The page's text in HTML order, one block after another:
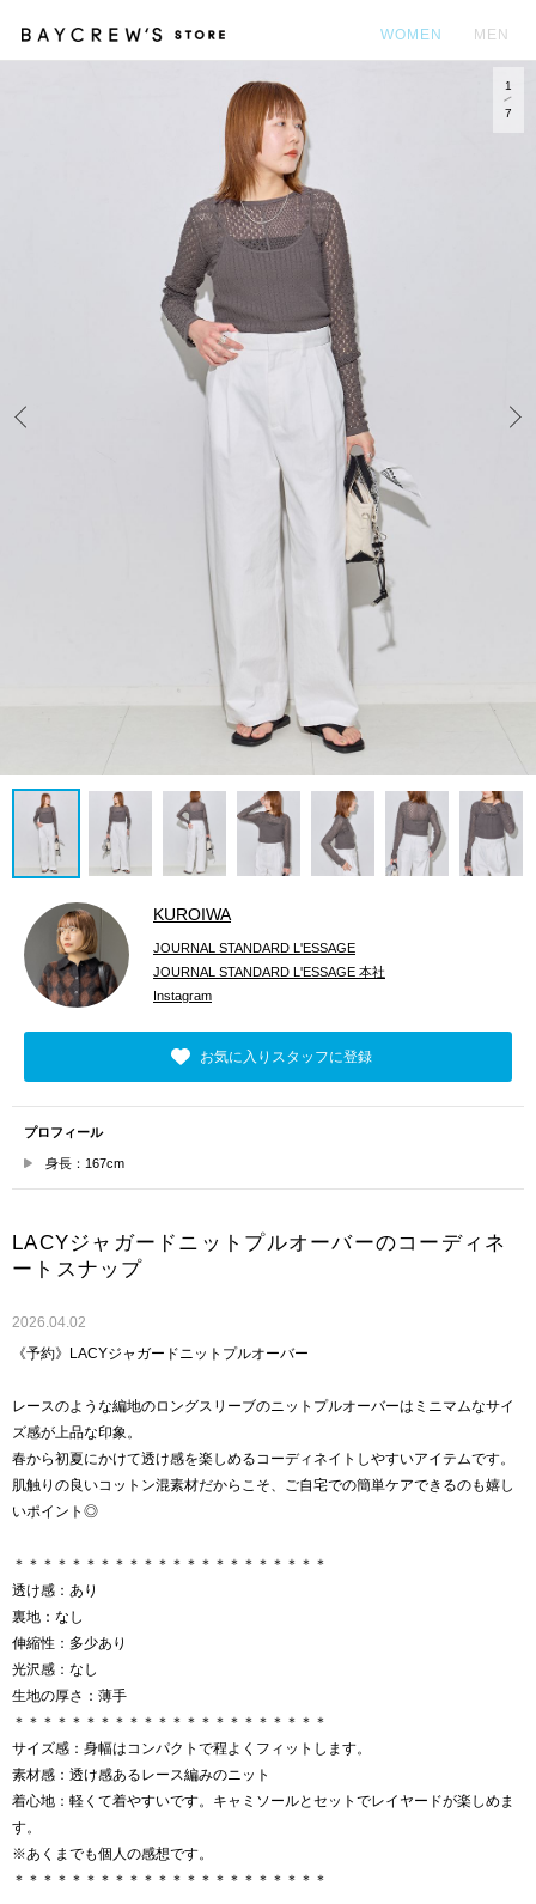
WOMEN MEN
1
7
KUROIWA
JOURNAL STANDARD L'ESSAGE
JOURNAL STANDARD L'ESSAGE 本社
Instagram
お気に入りスタッフに登録
プロフィール
身長：167cm
LACYジャガードニットプルオーバーのコーディネ
ートスナップ
2026.04.02
《予約》LACYジャガードニットプルオーバー
レースのような編地のロングスリーブのニットプルオーバーはミニマムなサイ
ズ感が上品な印象。
春から初夏にかけて透け感を楽しめるコーディネイトしやすいアイテムです。
肌触りの良いコットン混素材だからこそ、ご自宅での簡単ケアできるのも嬉し
いポイント◎
＊＊＊＊＊＊＊＊＊＊＊＊＊＊＊＊＊＊＊＊＊＊
透け感：あり
裏地：なし
伸縮性：多少あり
光沢感：なし
生地の厚さ：薄手
＊＊＊＊＊＊＊＊＊＊＊＊＊＊＊＊＊＊＊＊＊＊
サイズ感：身幅はコンパクトで程よくフィットします。
素材感：透け感あるレース編みのニット
着心地：軽くて着やすいです。キャミソールとセットでレイヤードが楽しめま
す。
※あくまでも個人の感想です。
＊＊＊＊＊＊＊＊＊＊＊＊＊＊＊＊＊＊＊＊＊＊